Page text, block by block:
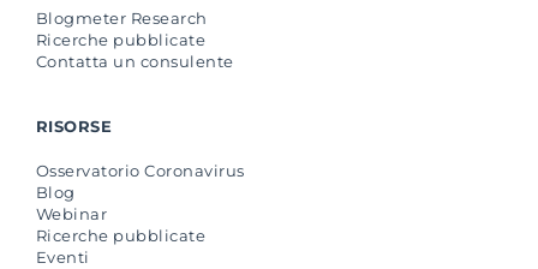
Blogmeter Research
Ricerche pubblicate
Contatta un consulente
RISORSE
Osservatorio Coronavirus
Blog
Webinar
Ricerche pubblicate
Eventi